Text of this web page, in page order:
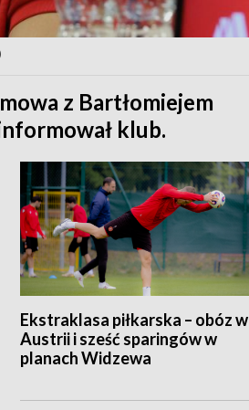
z Bartłomiejem
klub.
Ekstraklasa piłkarska – obóz w
Austrii i sześć sparingów w
planach Widzewa